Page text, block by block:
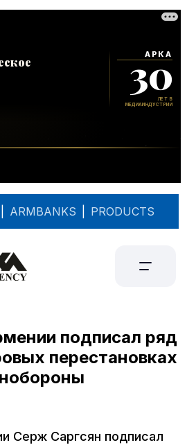
ARMBANKS PRODUCTS
подписал ряд
перестановках
Серж Саргсян подписал